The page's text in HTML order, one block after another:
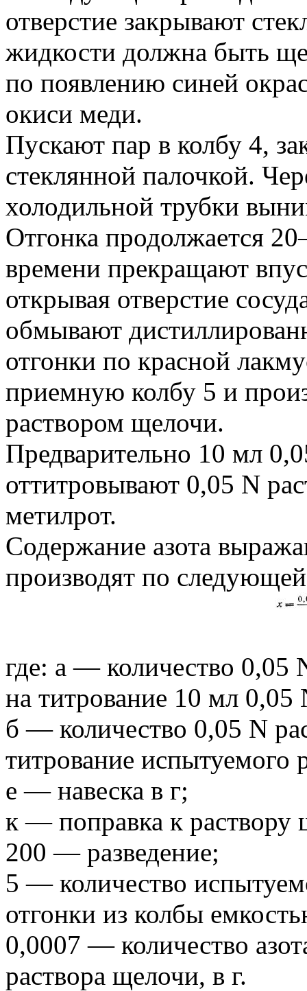
отверстие закрывают
жидкости должна быть
по появлению синей
окиси меди.
Пускают пар в колбу 4,
стеклянной палочкой.
холодильной трубки
Отгонка продолжается
времени прекращают
открывая отверстие
обмывают
отгонки по красной
приемную колбу 5 и
раствором щелочи.
Предварительно 10 мл
оттитровывают 0,05 N
метилрот.
Содержание азота
производят по
где: а — количество 0,05
на титрование 10 мл 0,05
б — количество 0,05 N
титрование испытуемого
е — навеска в г;
к — поправка к раствору
200 — разведение;
5 — количество
отгонки из колбы
0,0007 — количество
раствора щелочи, в г.